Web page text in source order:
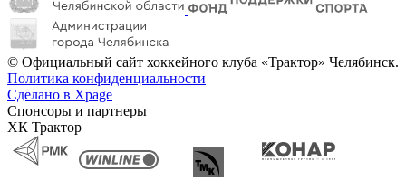
© Официальный сайт хоккейного клуба «Трактор» Челябинск.
Политика конфиденциальности
Сделано в Xpage
Спонсоры и партнеры
ХК Трактор